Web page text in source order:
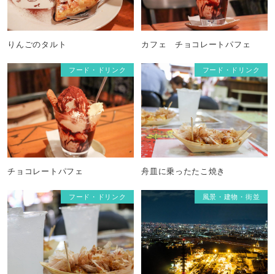
りんごのタルト カフェ チョコレートパフェ
フード・ドリンク
チョコレートパフェ
フード・ドリンク
舟皿に乗ったたこ焼き
フード・ドリンク 風景・建物・街並